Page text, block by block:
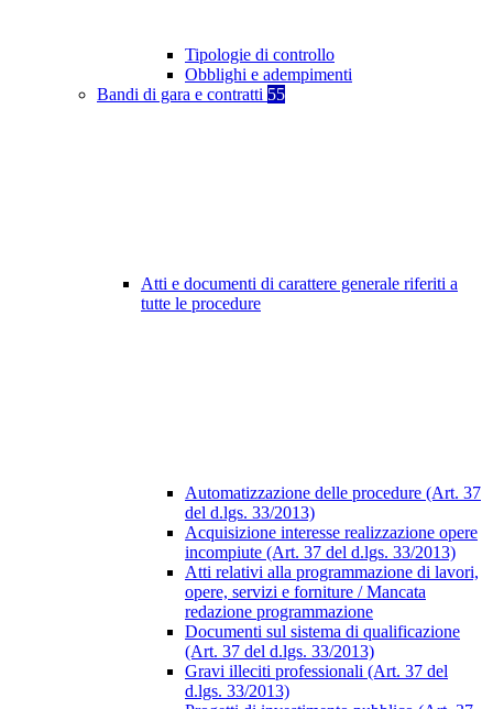
Tipologie di controllo
Obblighi e adempimenti
Bandi di gara e contratti 55
Atti e documenti di carattere generale riferiti a
tutte le procedure
Automatizzazione delle procedure (Art. 37
del d.lgs. 33/2013)
Acquisizione interesse realizzazione opere
incompiute (Art. 37 del d.lgs. 33/2013)
Atti relativi alla programmazione di lavori,
opere, servizi e forniture / Mancata
redazione programmazione
Documenti sul sistema di qualificazione
(Art. 37 del d.lgs. 33/2013)
Gravi illeciti professionali (Art. 37 del
d.lgs. 33/2013)